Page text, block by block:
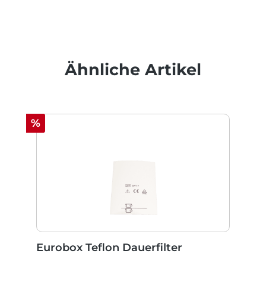
Produktgalerie überspringen
Ähnliche Artikel
Rabatt
%
Eurobox Teflon Dauerfilter